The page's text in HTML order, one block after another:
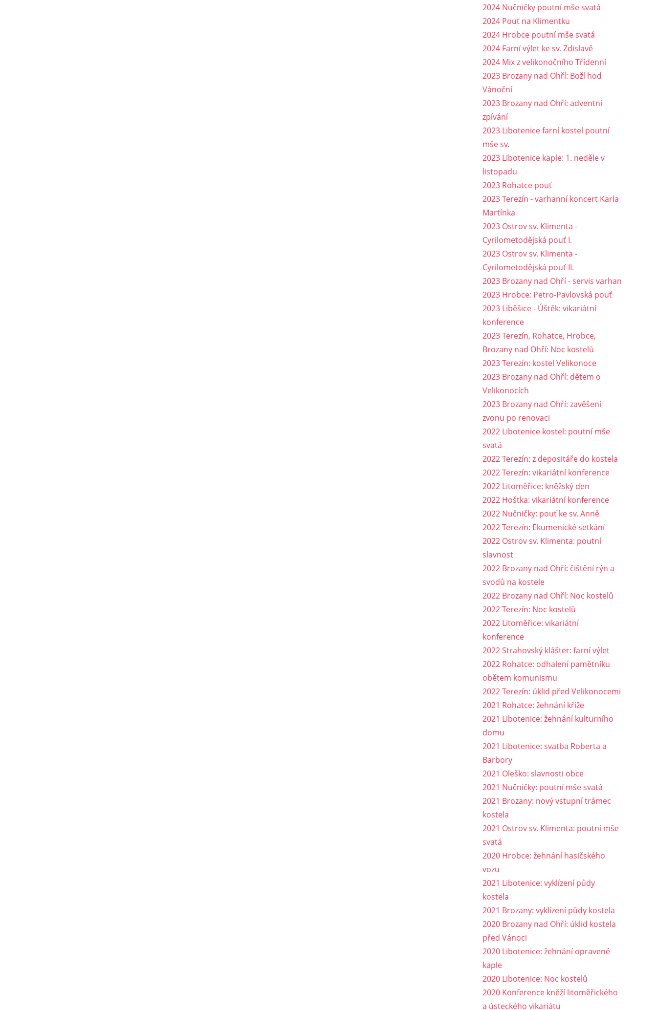
2024 Nučničky poutní mše svatá
2024 Pouť na Klimentku
2024 Hrobce poutní mše svatá
2024 Farní výlet ke sv. Zdislavě
2024 Mix z velikonočního Třídenní
2023 Brozany nad Ohří: Boží hod
Vánoční
2023 Brozany nad Ohří: adventní
zpívání
2023 Libotenice farní kostel poutní
mše sv.
2023 Libotenice kaple: 1. neděle v
listopadu
2023 Rohatce pouť
2023 Terezín - varhanní koncert Karla
Martínka
2023 Ostrov sv. Klimenta -
Cyrilometodějská pouť I.
2023 Ostrov sv. Klimenta -
Cyrilometodějská pouť II.
2023 Brozany nad Ohří - servis varhan
2023 Hrobce: Petro-Pavlovská pouť
2023 Liběšice - Úštěk: vikariátní
konference
2023 Terezín, Rohatce, Hrobce,
Brozany nad Ohří: Noc kostelů
2023 Terezín: kostel Velikonoce
2023 Brozany nad Ohří: dětem o
Velikonocích
2023 Brozany nad Ohří: zavěšení
zvonu po renovaci
2022 Libotenice kostel: poutní mše
svatá
2022 Terezín: z depositáře do kostela
2022 Terezín: vikariátní konference
2022 Litoměřice: kněžský den
2022 Hoštka: vikariátní konference
2022 Nučničky: pouť ke sv. Anně
2022 Terezín: Ekumenické setkání
2022 Ostrov sv. Klimenta: poutní
slavnost
2022 Brozany nad Ohří: čištění rýn a
svodů na kostele
2022 Brozany nad Ohří: Noc kostelů
2022 Terezín: Noc kostelů
2022 Litoměřice: vikariátní
konference
2022 Strahovský klášter: farní výlet
2022 Rohatce: odhalení pamětníku
obětem komunismu
2022 Terezín: úklid před Velikonocemi
2021 Rohatce: žehnání kříže
2021 Libotenice: žehnání kulturního
domu
2021 Libotenice: svatba Roberta a
Barbory
2021 Oleško: slavnosti obce
2021 Nučničky: poutní mše svatá
2021 Brozany: nový vstupní trámec
kostela
2021 Ostrov sv. Klimenta: poutní mše
svatá
2020 Hrobce: žehnání hasičského
vozu
2021 Libotenice: vyklízení půdy
kostela
2021 Brozany: vyklízení půdy kostela
2020 Brozany nad Ohří: úklid kostela
před Vánoci
2020 Libotenice: žehnání opravené
kaple
2020 Libotenice: Noc kostelů
2020 Konference kněží litoměřického
a ústeckého vikariátu